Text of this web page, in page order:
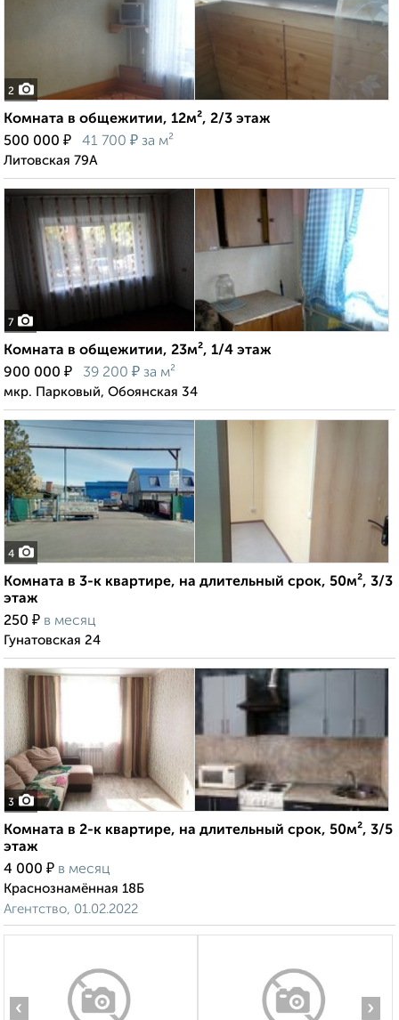
2
Комната в общежитии, 12м², 2/3 этаж
500 000 ₽ 41 700 ₽ за м²
Литовская 79А
7
Комната в общежитии, 23м², 1/4 этаж
900 000 ₽ 39 200 ₽ за м²
мкр. Парковый, Обоянская 34
4
Комната в 3-к квартире, на длительный срок, 50м², 3/3
этаж
250 ₽ в месяц
Гунатовская 24
3
Комната в 2-к квартире, на длительный срок, 50м², 3/5
этаж
4 000 ₽ в месяц
Краснознамённая 18Б
Агентство, 01.02.2022
‹ ›